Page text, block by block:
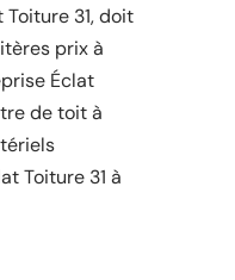
31, doit
prix à
Éclat
de toit à
Toiture 31 à